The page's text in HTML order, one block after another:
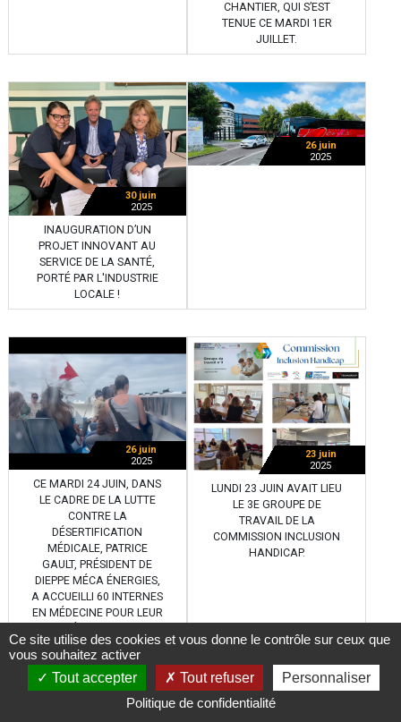
CHANTIER, QUI S’EST
TENUE CE MARDI 1ER
JUILLET.
30 juin
2025
INAUGURATION D’UN
PROJET INNOVANT AU
SERVICE DE LA SANTÉ,
PORTÉ PAR L'INDUSTRIE
LOCALE !
26 juin
2025
26 juin
2025
CE MARDI 24 JUIN, DANS
LE CADRE DE LA LUTTE
CONTRE LA
DÉSERTIFICATION
MÉDICALE, PATRICE
GAULT, PRÉSIDENT DE
DIEPPE MÉCA ÉNERGIES,
A ACCUEILLI 60 INTERNES
EN MÉDECINE POUR LEUR
ET SES OPPORTUNITÉS.
23 juin
2025
LUNDI 23 JUIN AVAIT LIEU
LE 3E GROUPE DE
TRAVAIL DE LA
COMMISSION INCLUSION
HANDICAP.
Ce site utilise des cookies et vous donne le contrôle sur ceux que
vous souhaitez activer
Tout accepter
Tout refuser
Personnaliser
Politique de confidentialité